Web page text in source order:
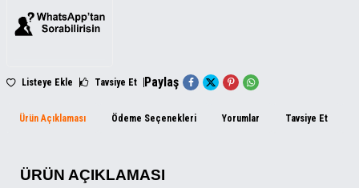
Listeye Ekle Tavsiye Et Paylaş
Ürün Açıklaması Ödeme Seçenekleri Yorumlar Tavsiye Et
ÜRÜN AÇIKLAMASI